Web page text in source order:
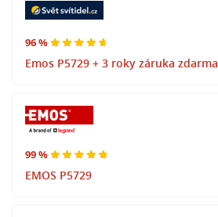
96 %
Emos P5729 + 3 roky záruka zdarma
99 %
EMOS P5729